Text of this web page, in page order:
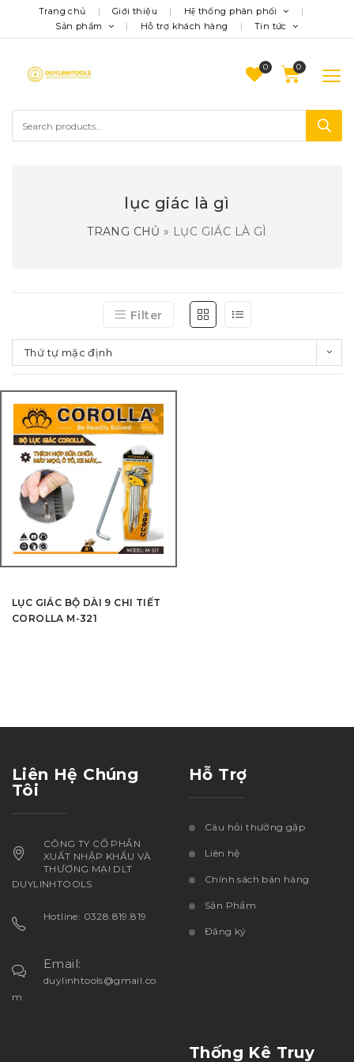
Trang chủ Giới thiệu
Hệ thống phân phối
Sản phẩm
Hỗ trợ khách hàng Tin tức
0
lục giác là gì
TRANG CHỦ » LỤC GIÁC LÀ GÌ
Filter
Thứ tự mặc định
LỤC GIÁC BỘ DÀI 9 CHI TIẾT
COROLLA M-321
Liên Hệ Chúng
Tôi
CÔNG TY CỔ PHẦN
XUẤT NHẬP KHẨU VÀ
THƯƠNG MẠI DLT
DUYLINHTOOLS
Hotline: 0328.819.819
Email:
duylinhtools@gmail.co
m
Hỗ Trợ
Câu hỏi thường gặp
Liên hệ
Chính sách bán hàng
Sản Phẩm
Đăng ký
Thống Kê Truy